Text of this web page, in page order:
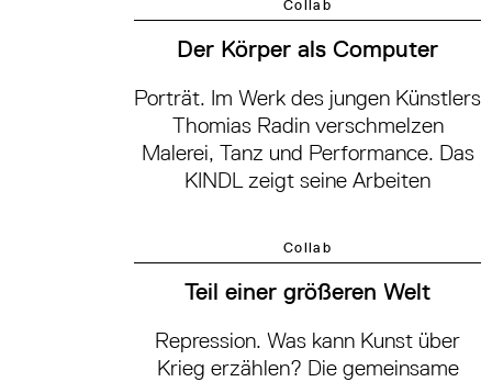
Collab
Der Körper als Computer
Porträt. Im Werk des jungen Künstlers
Thomias Radin verschmelzen
Malerei, Tanz und Performance. Das
KINDL zeigt seine Arbeiten
Collab
Teil einer größeren Welt
Repression. Was kann Kunst über
Krieg erzählen? Die gemeinsame